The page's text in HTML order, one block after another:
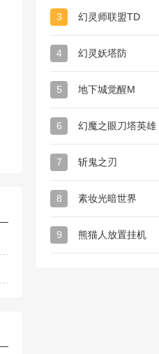
3 幻灵师联盟TD
4 幻灵妖塔防
5 地下城觉醒M
6 幻魔之眼刀塔英雄
7 斩鬼之刃
8 素妆光暗世界
9 熊猫人放置挂机